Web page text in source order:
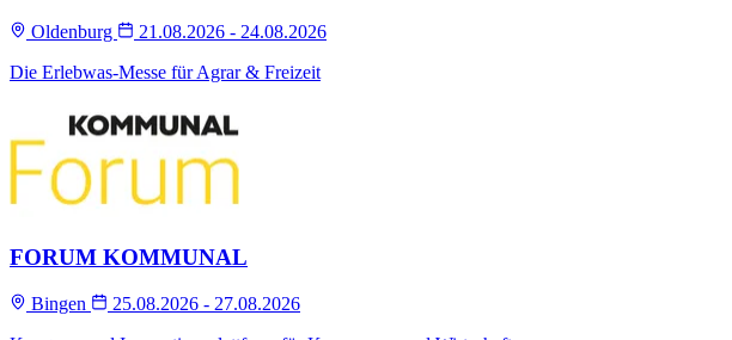
Oldenburg
21.08.2026 - 24.08.2026
Die Erlebwas-Messe für Agrar & Freizeit
FORUM KOMMUNAL
Bingen
25.08.2026 - 27.08.2026